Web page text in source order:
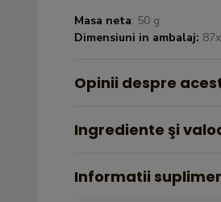
Masa neta: 50 g
Dimensiuni in ambalaj:
Opinii despre
Ingrediente şi
Informatii